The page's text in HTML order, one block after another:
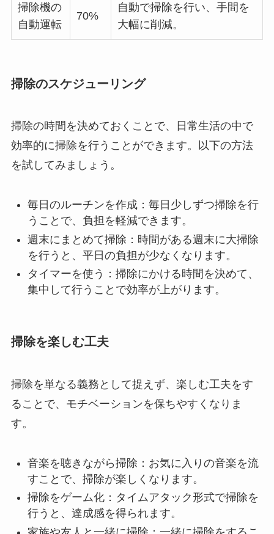
掃除機の
自動運転
70%
自動で掃除を行い、手間を
大幅に削減。
掃除のスケジューリング
掃除の時間を決めておくことで、日常生活の中で
効率的に掃除を行うことができます。以下の方法
を試してみましょう。
毎日のルーチンを作成：毎日少しずつ掃除を行
うことで、負担を軽減できます。
週末にまとめて掃除：時間がある週末に大掃除
を行うと、平日の負担が少なくなります。
タイマーを使う：掃除にかける時間を決めて、
集中して行うことで効率が上がります。
掃除を楽しむ工夫
掃除を単なる義務として捉えず、楽しむ工夫をす
ることで、モチベーションを保ちやすくなりま
す。
音楽を聴きながら掃除：お気に入りの音楽を流
すことで、掃除が楽しくなります。
掃除をゲーム化：タイムアタック形式で掃除を
行うと、達成感を得られます。